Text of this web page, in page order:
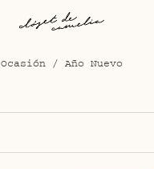
Ocasión/Año Nuevo